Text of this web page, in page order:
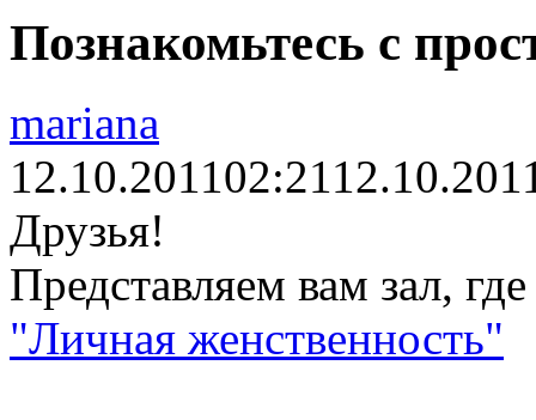
Познакомьтесь с
mariana
12.10.2011 02:21
Друзья!
Представляем вам зал,
"Личная женственность"